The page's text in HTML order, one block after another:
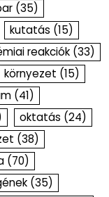
(35)
kutatás (15)
reakciók (33)
környezet (15)
(41)
oktatás (24)
(38)
(70)
(35)